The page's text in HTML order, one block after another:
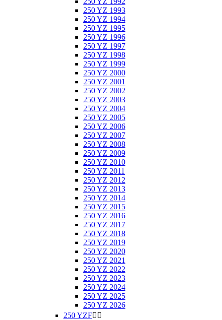
250 YZ 1993
250 YZ 1994
250 YZ 1995
250 YZ 1996
250 YZ 1997
250 YZ 1998
250 YZ 1999
250 YZ 2000
250 YZ 2001
250 YZ 2002
250 YZ 2003
250 YZ 2004
250 YZ 2005
250 YZ 2006
250 YZ 2007
250 YZ 2008
250 YZ 2009
250 YZ 2010
250 YZ 2011
250 YZ 2012
250 YZ 2013
250 YZ 2014
250 YZ 2015
250 YZ 2016
250 YZ 2017
250 YZ 2018
250 YZ 2019
250 YZ 2020
250 YZ 2021
250 YZ 2022
250 YZ 2023
250 YZ 2024
250 YZ 2025
250 YZ 2026
250 YZF 